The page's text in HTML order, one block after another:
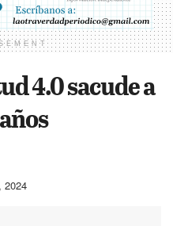
4.0 sacude a
2024